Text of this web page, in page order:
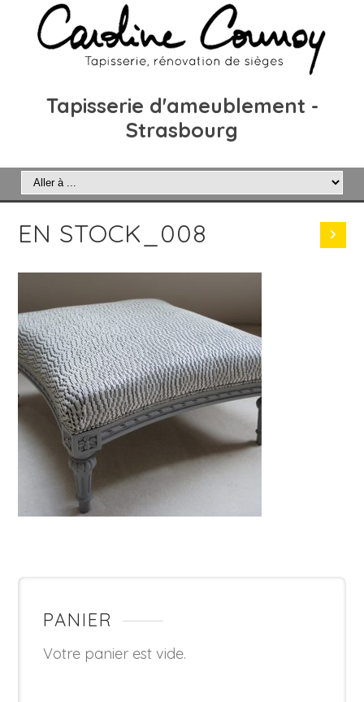
Tapisserie d'ameublement -
Strasbourg
EN STOCK_008
PANIER
Votre panier est vide.